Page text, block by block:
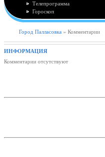
Телепрограмма
Гороскоп
Город Палласовка » Комментарии
ИНФОРМАЦИЯ
Комментарии отсутствуют